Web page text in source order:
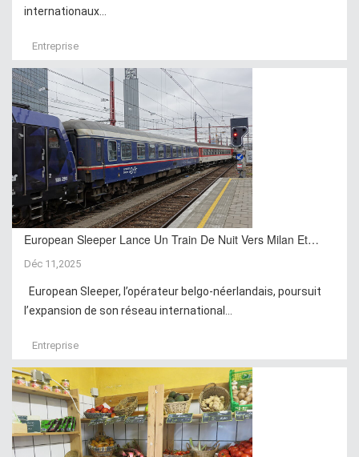
internationaux...
Entreprise
European Sleeper Lance Un Train De Nuit Vers Milan Et…
Déc 11,2025
European Sleeper, l’opérateur belgo-néerlandais, poursuit
l’expansion de son réseau international...
Entreprise